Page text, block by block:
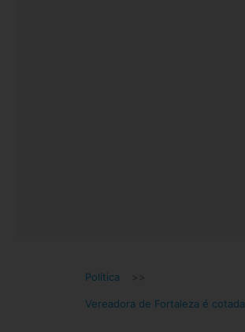
Política >>
Vereadora de Fortaleza é cotada